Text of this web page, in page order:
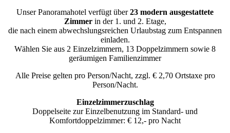
Unser Panoramahotel verfügt über23 modern ausgestattete
Zimmerin der 1. und 2. Etage,
die nach einem abwechslungsreichen Urlaubstag zum Entspannen
einladen.
Wählen Sie aus 2 Einzelzimmern, 13 Doppelzimmern sowie 8
geräumigen Familienzimmer
Alle Preise gelten pro Person/Nacht, zzgl. € 2,70 Ortstaxe pro
Person/Nacht.
Einzelzimmerzuschlag
Doppelseite zur Einzelbenutzung im Standard- und
Komfortdoppelzimmer: € 12,- pro Nacht